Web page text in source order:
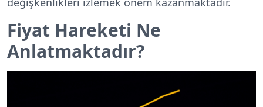
Fiyat Hareketi Ne
Anlatmaktadır?